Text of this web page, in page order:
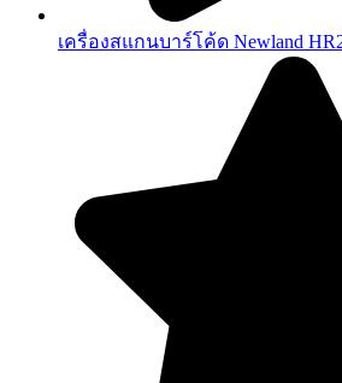
เครื่องสแกนบาร์โค้ด Newland